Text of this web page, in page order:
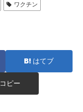
ワクチン
はてブ
コピー